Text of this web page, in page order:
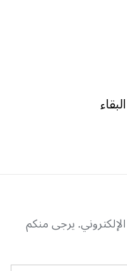
يرجى منكم